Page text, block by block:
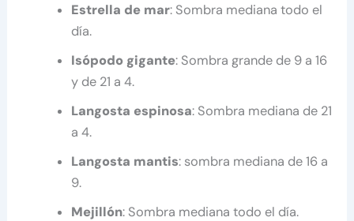
Estrella de mar: Sombra mediana todo el
día.
Isópodo gigante: Sombra grande de 9 a 16
y de 21 a 4.
Langosta espinosa: Sombra mediana de 21
a 4.
Langosta mantis: sombra mediana de 16 a
9.
Mejillón: Sombra mediana todo el día.